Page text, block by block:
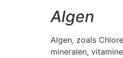
Algen
Algen, zoals
mineralen,